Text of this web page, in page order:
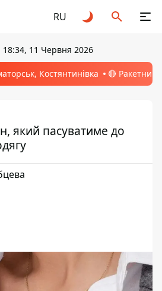
RU
18:34, 11 Червня 2026
Костянтинівка 🔴 Ракетний
який пасуватиме до